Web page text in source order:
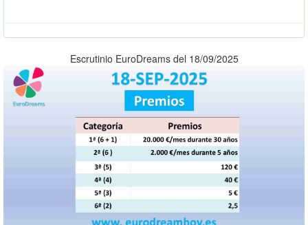
Escrutinio EuroDreams del 18/09/2025